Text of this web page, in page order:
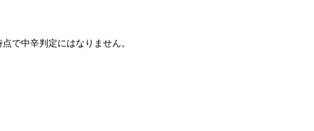
で中辛判定にはなりません。